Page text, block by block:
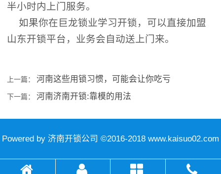
半小时内上门服务。
如果你在巨龙锁业学习开锁，可以直接加盟
山东开锁平台，业务会自动送上门来。
上一篇： 河南这些用锁习惯，可能会让你吃亏
下一篇： 河南济南开锁:靠模的用法
Powered by 济南开锁公司 ©2016-2018 www.kaisuo02.com